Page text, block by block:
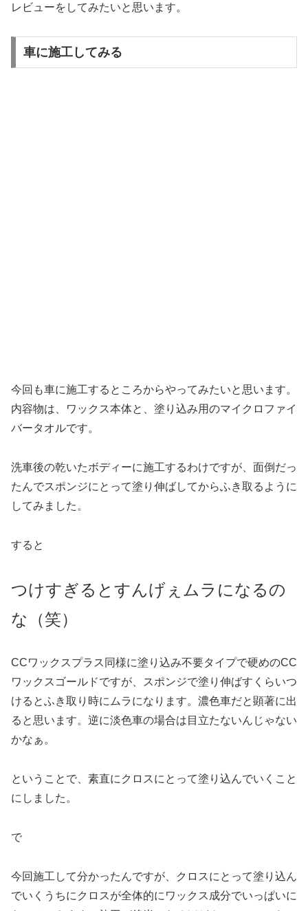
レビューをしてみたいと思います。
車に施工してみる
今回も車に施工するところからやってみたいと思います。
内容物は、ワックス本体と、塗り込み用のマイクロファイ
バータオルです。
洗車後の乾いたボディーに施工するわけですが、面倒だっ
たんでスポンジにとって塗り伸ばしてからふき取るように
してみました。
すると
つけすぎるとすんげぇムラになるの
な（笑）
CCワックスプラス同様に塗り込み不要タイプで硬めのCC
ワックスゴールドですが、スポンジで塗り伸ばすくらいつ
けるとふき取り時にムラになります。濃色車だと顕著に出
ると思います。逆に淡色車の場合は目立たないんじゃない
かなぁ。
ということで、素直にクロスにとって塗り込んでいくこと
にしました。
で
今回施工して分かったんですが、クロスにとって塗り込ん
でいくうちにクロスが全体的にワックス成分でいっぱいに